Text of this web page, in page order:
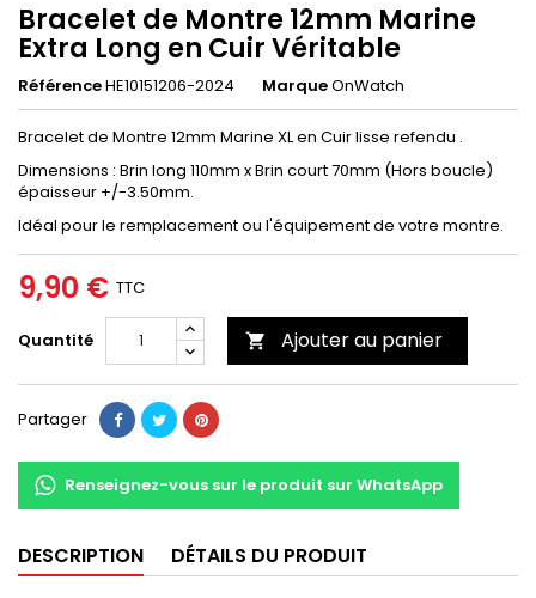
Bracelet de Montre 12mm Marine
Extra Long en Cuir Véritable
RéférenceHE10151206-2024 MarqueOnWatch
Bracelet de Montre 12mm Marine XL en Cuir lisse refendu .
Dimensions : Brin long 110mm x Brin court 70mm (Hors boucle)
épaisseur +/-3.50mm.
Idéal pour le remplacement ou l'équipement de votre montre.
9,90 € TTC
Quantité  Ajouter au panier
Partager
Renseignez-vous sur le produit sur WhatsApp
DESCRIPTION DÉTAILS DU PRODUIT